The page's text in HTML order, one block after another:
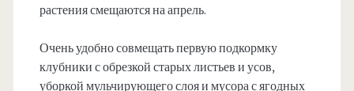
растения смещаются на апрель.
Очень удобно совмещать первую подкормку
клубники с обрезкой старых листьев и усов,
уборкой мульчирующего слоя и мусора с ягодных